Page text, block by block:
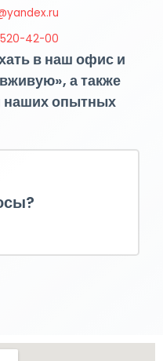
42-00
в наш офис и
а также
наших опытных